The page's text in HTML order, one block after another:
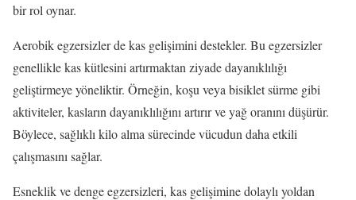
bir rol oynar.
Aerobik egzersizler de kas gelişimini destekler. Bu egzersizler
genellikle kas kütlesini artırmaktan ziyade dayanıklılığı
geliştirmeye yöneliktir. Örneğin, koşu veya bisiklet sürme gibi
aktiviteler, kasların dayanıklılığını artırır ve yağ oranını düşürür.
Böylece, sağlıklı kilo alma sürecinde vücudun daha etkili
çalışmasını sağlar.
Esneklik ve denge egzersizleri, kas gelişimine dolaylı yoldan